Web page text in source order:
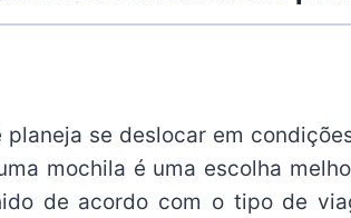
planeja se deslocar em
mochila é uma escolha
de acordo com o tipo de